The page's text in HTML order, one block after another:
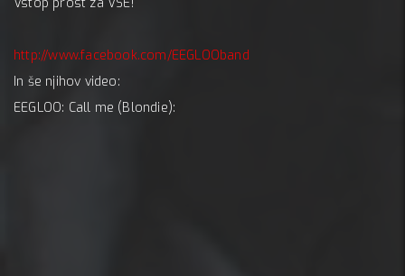
http://www.facebook.com/EEGLOOband
In še njihov video:
EEGLOO: Call me (Blondie):